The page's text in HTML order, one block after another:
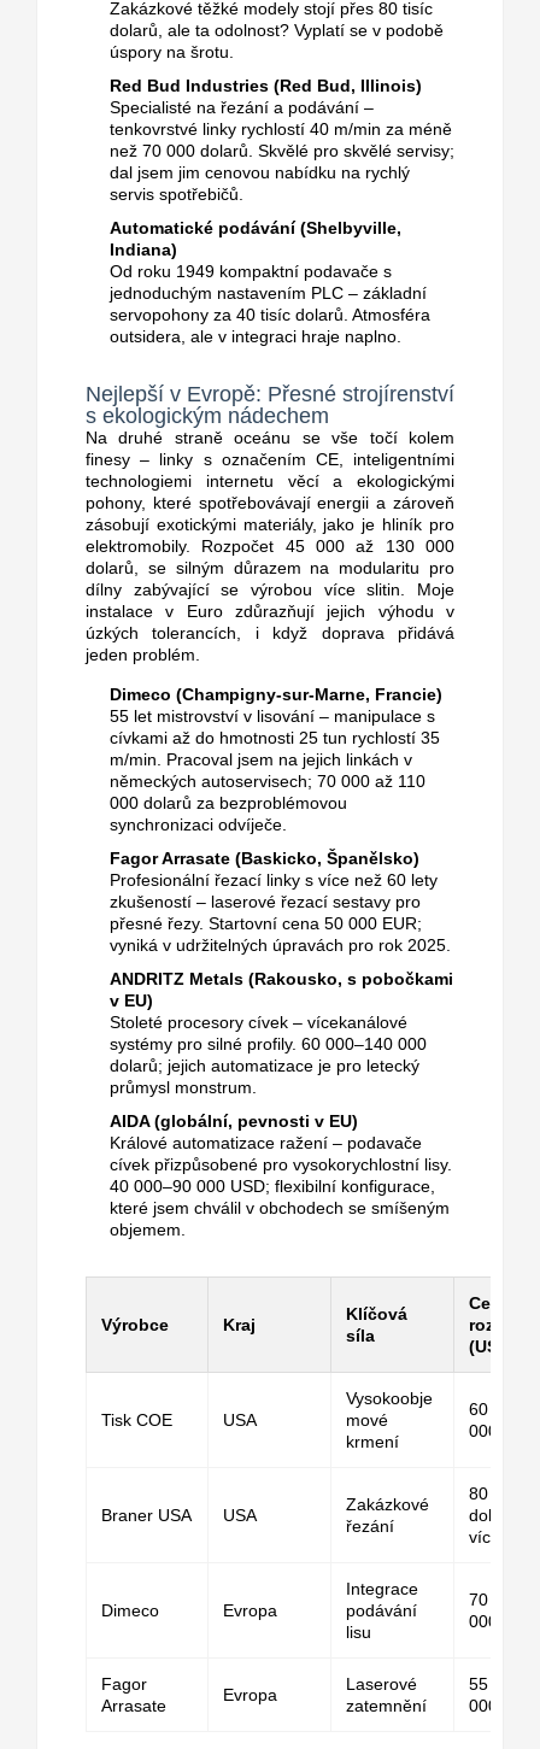
Zakázkové těžké modely stojí přes 80 tisíc
dolarů, ale ta odolnost? Vyplatí se v podobě
úspory na šrotu.
Red Bud Industries (Red Bud, Illinois)
Specialisté na řezání a podávání –
tenkovrstvé linky rychlostí 40 m/min za méně
než 70 000 dolarů. Skvělé pro skvělé servisy;
dal jsem jim cenovou nabídku na rychlý
servis spotřebičů.
Automatické podávání (Shelbyville,
Indiana)
Od roku 1949 kompaktní podavače s
jednoduchým nastavením PLC – základní
servopohony za 40 tisíc dolarů. Atmosféra
outsidera, ale v integraci hraje naplno.
Nejlepší v Evropě: Přesné strojírenství
s ekologickým nádechem
Na druhé straně oceánu se vše točí kolem
finesy – linky s označením CE, inteligentními
technologiemi internetu věcí a ekologickými
pohony, které spotřebovávají energii a zároveň
zásobují exotickými materiály, jako je hliník pro
elektromobily. Rozpočet 45 000 až 130 000
dolarů, se silným důrazem na modularitu pro
dílny zabývající se výrobou více slitin. Moje
instalace v Euro zdůrazňují jejich výhodu v
úzkých tolerancích, i když doprava přidává
jeden problém.
Dimeco (Champigny-sur-Marne, Francie)
55 let mistrovství v lisování – manipulace s
cívkami až do hmotnosti 25 tun rychlostí 35
m/min.
Pracoval jsem na jejich linkách v
německých autoservisech; 70 000 až 110
000 dolarů za bezproblémovou
synchronizaci odvíječe.
Fagor Arrasate (Baskicko, Španělsko)
Profesionální řezací linky s více než 60 lety
zkušeností – laserové řezací sestavy pro
přesné řezy. Startovní cena 50 000 EUR;
vyniká v udržitelných úpravách pro rok 2025.
ANDRITZ Metals (Rakousko, s pobočkami
v EU)
Stoleté procesory cívek – vícekanálové
systémy pro silné profily. 60 000–140 000
dolarů; jejich automatizace je pro letecký
průmysl monstrum.
AIDA (globální, pevnosti v EU)
Králové automatizace ražení – podavače
cívek přizpůsobené pro vysokorychlostní lisy.
40 000–90 000 USD; flexibilní konfigurace,
které jsem chválil v obchodech se smíšeným
objemem.
Výrobce Kraj
Klíčová
síla
Cenové
rozpětí
(USD)
Tisk COE USA
Vysokoobje
mové
krmení
60
000
Braner USA USA
Zakázkové
řezání
80 tisíc
dolarů a
více
Dimeco Evropa
Integrace
podávání
lisu
70
000
Fagor
Arrasate
Evropa
Laserové
zatemnění
55
000 USD